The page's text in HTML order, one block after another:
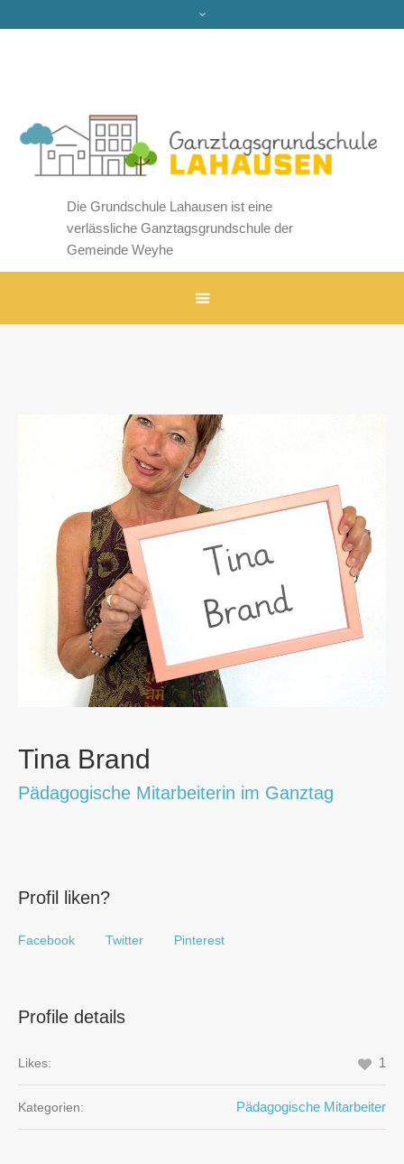
Die Grundschule Lahausen ist eine
verlässliche Ganztagsgrundschule der
Gemeinde Weyhe
Tina Brand
Pädagogische Mitarbeiterin im Ganztag
Profil liken?
Facebook Twitter Pinterest
Profile details
Likes: 1
Kategorien: Pädagogische Mitarbeiter